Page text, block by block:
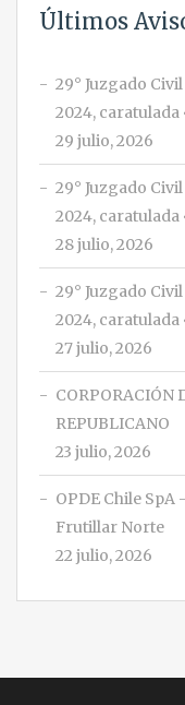
Últimos
29° Juzgado
2024,
29 julio, 2026
29° Juzgado
2024,
28 julio, 2026
29° Juzgado
2024,
27 julio, 2026
CORPORACIÓN
REPUBLICANO
23 julio, 2026
OPDE Chile SpA
Frutillar Norte
22 julio, 2026